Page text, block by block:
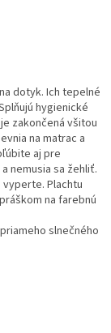
dotyk. Ich tepelné
hygienické
zakončená všitou
na matrac a
aj pre
nemusia sa žehliť.
Plachtu
na farebnú
slnečného